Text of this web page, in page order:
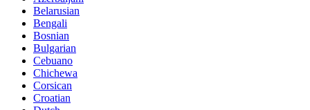
Belarusian
Bengali
Bosnian
Bulgarian
Cebuano
Chichewa
Corsican
Croatian